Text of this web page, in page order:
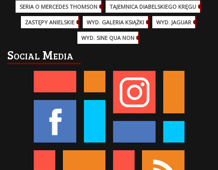
SERIA O MERCEDES THOMSON (11)TAJEMNICA DIABELSKIEGO KRĘGU
ZASTĘPY ANIELSKIE WYD. GALERIA KSIĄŻKI WYD. JAGUAR
WYD. SINE QUA NON
Social Media